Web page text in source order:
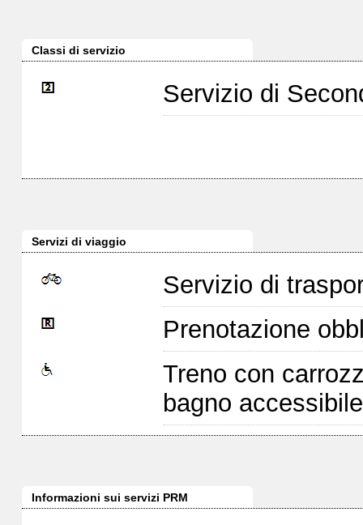
Classi di servizio
Servizio di
Servizi di viaggio
Servizio di
Prenotazione
Treno con
bagno
Informazioni sui servizi PRM